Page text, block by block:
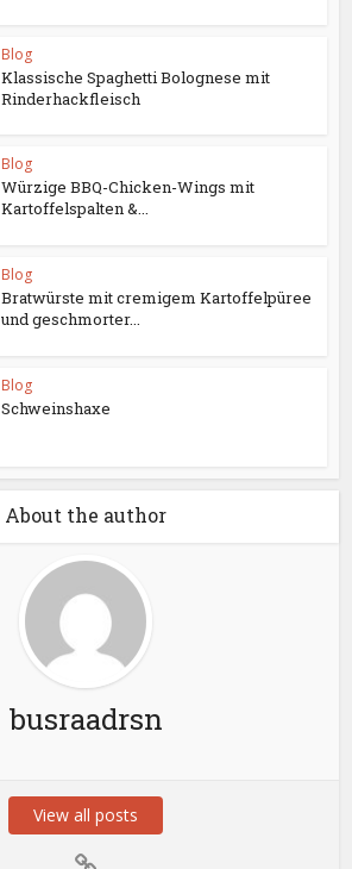
Blog
Klassische Spaghetti Bolognese mit
Rinderhackfleisch
Blog
Würzige BBQ-Chicken-Wings mit
Kartoffelspalten &...
Blog
Bratwürste mit cremigem Kartoffelpüree
und geschmorter...
Blog
Schweinshaxe
About the author
busraadrsn
View all posts